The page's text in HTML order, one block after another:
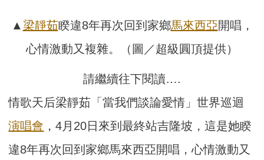
▲梁靜茹睽違8年再次回到家鄉馬來西亞開唱，
心情激動又複雜。（圖／超級圓頂提供）
請繼續往下閱讀….
情歌天后梁靜茹「當我們談論愛情」世界巡迴
演唱會 ，4月20日來到最終站吉隆坡，這是她睽
違8年再次回到家鄉馬來西亞開唱，心情激動又